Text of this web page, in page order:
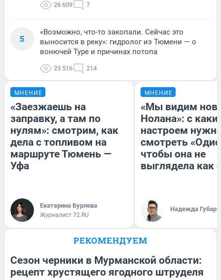
26 609 7
5
«Возможно, что-то закопали. Сейчас это
выносится в реку»: гидролог из Тюмени — о
вонючей Туре и причинах потопа
23 516 214
МНЕНИЕ
«Заезжаешь на
заправку, а там по
нулям»: смотрим, как
дела с топливом на
маршруте Тюмень —
Уфа
Екатерина Бурлева
Журналист 72.RU
МНЕНИЕ
«Мы видим
Нолана»: с
настроем
смотреть
чтобы она не
выглядела как
Надежда Губарь
РЕКОМЕНДУЕМ
Сезон черники в Мурманской области:
рецепт хрустящего ягодного штруделя